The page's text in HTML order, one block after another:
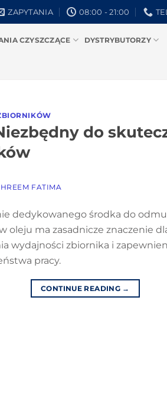
ZAPYTANIA 08:00 - 21:00
CZYSZCZĄCE DYSTRYBUTORZY
do
FATIMA
dedykowanego środka do
oleju ma zasadnicze znaczenie
wydajności zbiornika i
pracy.
CONTINUE READING →